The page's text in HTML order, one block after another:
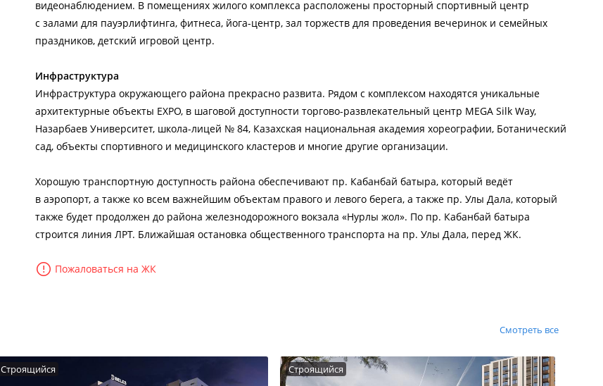
видеонаблюдением. В помещениях жилого комплекса расположены просторный спортивный центр
с залами для пауэрлифтинга, фитнеса, йога-центр, зал торжеств для проведения вечеринок и семейных
праздников, детский игровой центр.
Инфраструктура
Инфраструктура окружающего района прекрасно развита. Рядом с комплексом находятся уникальные
архитектурные объекты EXPO, в шаговой доступности торгово-развлекательный центр MEGA Silk Way,
Назарбаев Университет, школа-лицей № 84, Казахская национальная академия хореографии, Ботанический
сад, объекты спортивного и медицинского кластеров и многие другие организации.
Хорошую транспортную доступность района обеспечивают пр. Кабанбай батыра, который ведёт
в аэропорт, а также ко всем важнейшим объектам правого и левого берега, а также пр. Улы Дала, который
также будет продолжен до района железнодорожного вокзала «Нурлы жол». По пр. Кабанбай батыра
строится линия ЛРТ. Ближайшая остановка общественного транспорта на пр. Улы Дала, перед ЖК.
Пожаловаться на ЖК
Смотреть все
Строящийся Строящийся